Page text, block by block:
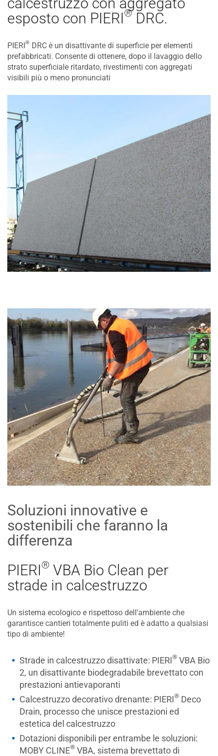
esposto con PIERI® DRC.
PIERI® DRC è un disattivante di superficie per elementi
prefabbricati. Consente di ottenere, dopo il lavaggio dello
strato superficiale ritardato, rivestimenti con aggregati
visibili più o meno pronunciati
Soluzioni innovative e
sostenibili che faranno la
differenza
PIERI® VBA Bio Clean per
strade in calcestruzzo
Un sistema ecologico e rispettoso dell'ambiente che
garantisce cantieri totalmente puliti ed è adatto a qualsiasi
tipo di ambiente!
Strade in calcestruzzo disattivate: PIERI® VBA Bio
2, un disattivante biodegradabile brevettato con
prestazioni antievaporanti
Calcestruzzo decorativo drenante: PIERI® Deco
Drain, processo che unisce prestazioni ed
estetica del calcestruzzo
Dotazioni disponibili per entrambe le soluzioni:
MOBY CLINE® VBA, sistema brevettato di